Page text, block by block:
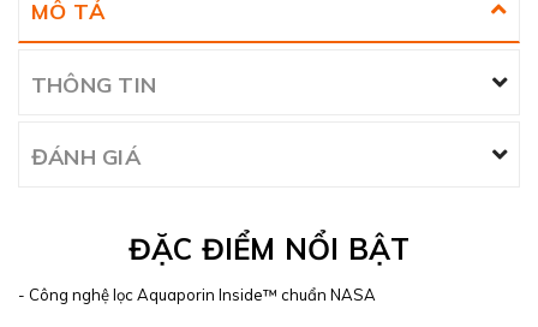
MÔ TẢ
THÔNG TIN
ĐÁNH GIÁ
ĐẶC ĐIỂM NỔI BẬT
- Công nghệ lọc Aquaporin Inside™ chuẩn NASA